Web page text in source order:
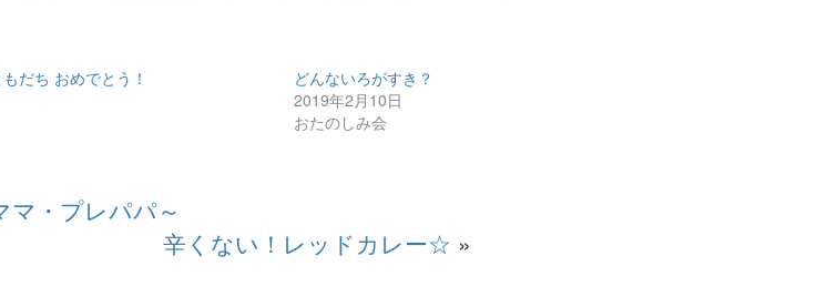
だち おめでとう！
どんないろがすき？
2019年2月10日
おたのしみ会
マ・プレパパ～
辛くない！レッドカレー☆ »